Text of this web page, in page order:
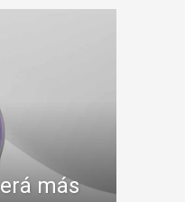
más